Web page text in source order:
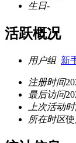
生日-
活跃概况
用户组 新
注册时间
最后访问
上次活动
所在时区